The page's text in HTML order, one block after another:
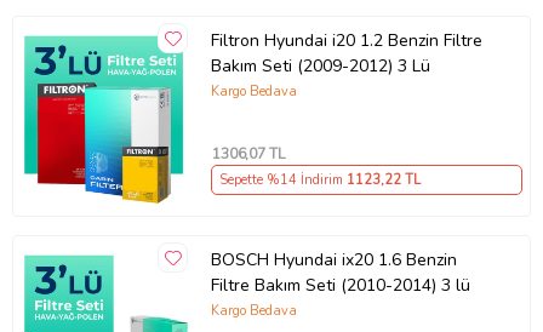
Filtron Hyundai i20 1.2 Benzin Filtre
Bakım Seti (2009-2012) 3 Lü
Kargo Bedava
1306,07 TL
Sepette %14 İndirim 1123,22 TL
BOSCH Hyundai ix20 1.6 Benzin
Filtre Bakım Seti (2010-2014) 3 lü
Kargo Bedava